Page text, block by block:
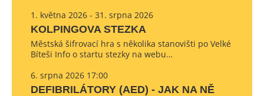
1. května 2026 - 31. srpna 2026
KOLPINGOVA STEZKA
Městská šifrovací hra s několika stanovišti po Velké
Bíteši Info o startu stezky na webu…
6. srpna 2026 17:00
DEFIBRILÁTORY (AED) - JAK NA NĚ